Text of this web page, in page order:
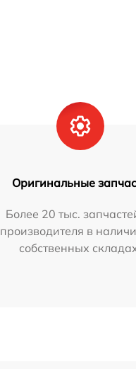
Оригинальные
Более 20 тыс.
производителя в
собственных